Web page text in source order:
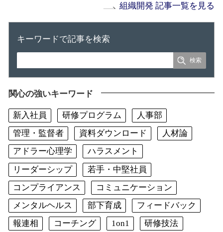
組織開発 記事一覧を見る
キーワードで記事を検索
関心の強いキーワード
新入社員 研修プログラム
人事部
管理・監督者
資料ダウンロード
人材論
アドラー心理学
ハラスメント
リーダーシップ
若手・中堅社員
コンプライアンス
コミュニケーション
メンタルヘルス
部下育成
フィードバック
報連相
コーチング 1on1 研修技法